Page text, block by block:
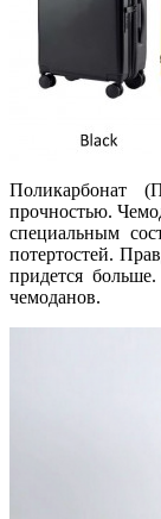
Поликарбонат
прочностью.
специальным
потертостей.
придется
чемоданов.